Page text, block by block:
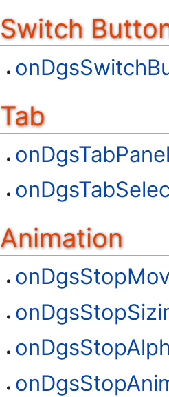
Switch
Tab
Animation